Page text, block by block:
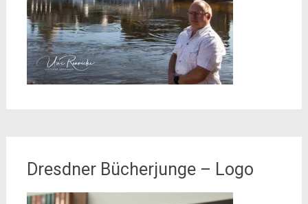
Dresdner Bücherjunge – Logo